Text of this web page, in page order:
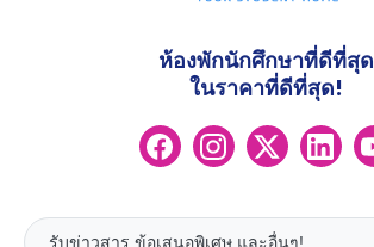
ห้องพักนักศึกษาที่ดีที่สุด
ในราคาที่ดีที่สุด!